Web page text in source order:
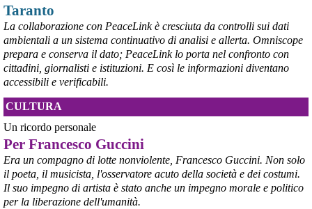
@peacelink - 10/8/2026 7:06
Da settimane l'Ucraina spinge i suoi raid sempre più lontano oltre il
fronte, e non si affida più soltanto ai droni. A entrare in azione sono
ormai anche i nuovi missili FP-5 Flamingo, come confermato dallo
stesso presidente Volodymyr Zelensky: ordigni capaci di
raggiungere bersagli fino a 3mila chilometri di distanza, volando a
bassa quota, tra i 20 metri e i 10 chilometri d'altezza.
Taranto
La collaborazione con PeaceLink è cresciuta da controlli sui dati
ambientali a un sistema continuativo di analisi e allerta. Omniscope
prepara e conserva il dato; PeaceLink lo porta nel confronto con
cittadini, giornalisti e istituzioni. E così le informazioni diventano
accessibili e verificabili.
CULTURA
Un ricordo personale
Per Francesco Guccini
Era un compagno di lotte nonviolente, Francesco Guccini. Non solo
il poeta, il musicista, l'osservatore acuto della società e dei costumi.
Il suo impegno di artista è stato anche un impegno morale e politico
per la liberazione dell'umanità.